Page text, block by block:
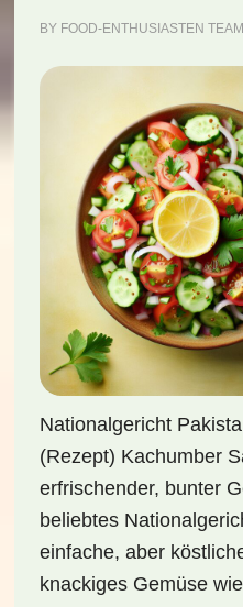
BY FOOD-ENTHUSIASTEN TEAM
Nationalgericht
(Rezept) Kachumber
erfrischender, bunter
beliebtes
einfache, aber
knackiges Gemüse